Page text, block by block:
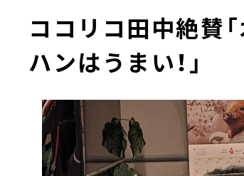
ココリコ田中絶賛
ハンはうまい！」